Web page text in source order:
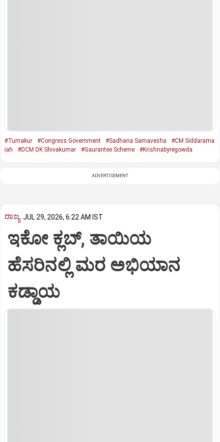
#Tumakur #Congress Government #Sadhana Samavesha
#CM Siddarama
iah
#DCM DK Shivakumar #Gaurantee Scheme #Krishnabyregowda
ADVERTISEMENT
ರಾಜ್ಯ JUL 29, 2026, 6:22 AM IST
ಇಕೋ ಕ್ಲಬ್‌, ತಾಯಿಯ
ಹೆಸರಿನಲ್ಲಿ ಮರ ಅಭಿಯಾನ
ಕಡ್ಡಾಯ